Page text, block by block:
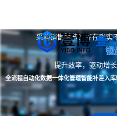
壹
采购销售脱节？库存账实
钢
提升效率，驱动增
全流程自动化数据一体化管理智能补差入库